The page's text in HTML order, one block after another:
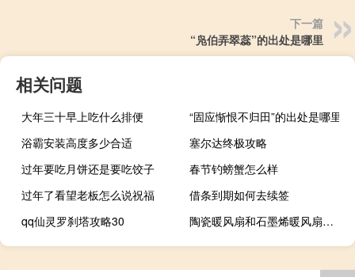
下一篇
“凫伯弄翠蕊”的出处是哪里
相关问题
大年三十早上吃什么排便
“固应惭恨不归田”的出处是哪里
浴霸安装高度多少合适
塞尔达终极攻略
过年要吃月饼还是要吃饺子
春节钓螃蟹怎么样
过年了看望老板怎么说祝福
借条到期如何去续签
qq仙灵罗刹塔攻略30
陶瓷暖风扇和石墨烯暖风扇哪个好